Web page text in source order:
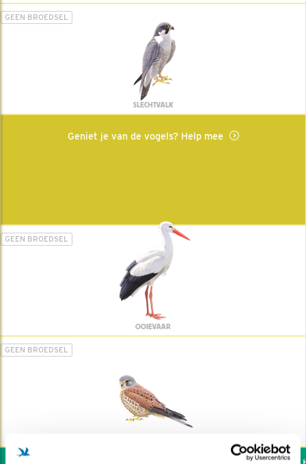
GEEN BROEDSEL
SLECHTVALK
Geniet je van de vogels? Help mee
GEEN BROEDSEL
OOIEVAAR
GEEN BROEDSEL